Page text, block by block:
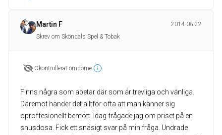
Martin F
2014-08-22
Skrev om Sköndals Spel & Tobak
Okontrollerat omdöme
Finns några som abetar där som är trevliga och vänliga.
Däremot händer det alltför ofta att man känner sig
oproffesionellt bemött. Idag frågade jag om priset på en
snusdosa. Fick ett snäsigt svar på min fråga. Undrade